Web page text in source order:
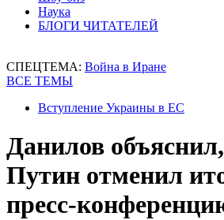
Наука
БЛОГИ ЧИТАТЕЛЕЙ
СПЕЦТЕМА: Война в Иране
ВСЕ ТЕМЫ
Вступление Украины в ЕС
Данилов
Путин отменил
пресс-